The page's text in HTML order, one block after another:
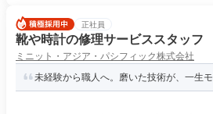
正社員
靴や時計の修理サービススタッフ
ミニット・アジア・パシフィック株式会社
未経験から職人へ。磨いた技術が、一生モ